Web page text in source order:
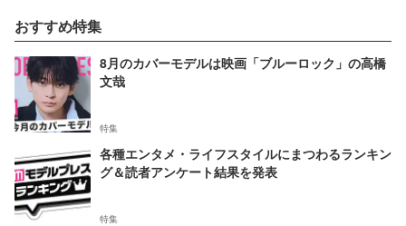
おすすめ特集
8月のカバーモデルは映画「ブルーロック」の高橋
文哉
特集
各種エンタメ・ライフスタイルにまつわるランキン
グ＆読者アンケート結果を発表
特集